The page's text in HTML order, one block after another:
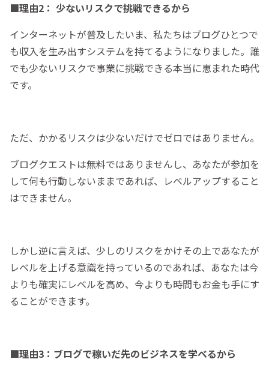
■理由2： 少ないリスクで挑戦できるから
インターネットが普及したいま、私たちはブログひとつで
も収入を生み出すシステムを持てるようになりました。誰
でも少ないリスクで事業に挑戦できる本当に恵まれた時代
です。
ただ、かかるリスクは少ないだけでゼロではありません。
ブログクエストは無料ではありませんし、あなたが参加を
して何も行動しないままであれば、レベルアップすること
はできません。
しかし逆に言えば、少しのリスクをかけその上であなたが
レベルを上げる意識を持っているのであれば、あなたは今
よりも確実にレベルを高め、今よりも時間もお金も手にす
ることができます。
■理由3：ブログで稼いだ先のビジネスを学べるから